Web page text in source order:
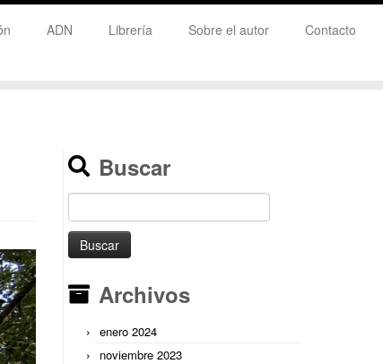
ADN Librería Sobre el autor Contacto
Buscar
Buscar:
Archivos
enero 2024
noviembre 2023